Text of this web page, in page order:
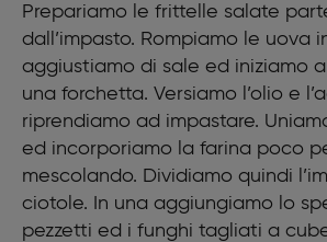
Olio per friggere
Prepariamo le frittelle salate
dall’impasto. Rompiamo le uova
aggiustiamo di sale ed iniziamo
una forchetta. Versiamo l’olio e
riprendiamo ad impastare.
ed incorporiamo la farina poco
mescolando. Dividiamo quindi
ciotole. In una aggiungiamo lo
pezzetti ed i funghi tagliati a